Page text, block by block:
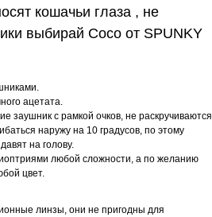
кошачьи глаза , не
выбирай Coco от SPUNKY
ацетата.
заушник с рамкой очков, не раскручиваются
наружу на 10 градусов, по этому
на голову.
любой сложности, а по желанию
цвет.
линзы, они не пригодны для